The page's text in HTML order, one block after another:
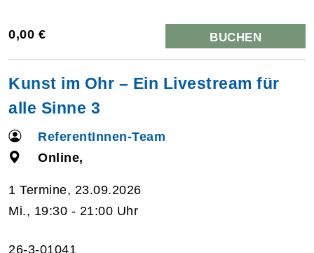
0,00 € BUCHEN
Kunst im Ohr – Ein Livestream für
alle Sinne 3
ReferentInnen-Team
Online,
1 Termine, 23.09.2026
Mi., 19:30 - 21:00 Uhr
26-3-01041